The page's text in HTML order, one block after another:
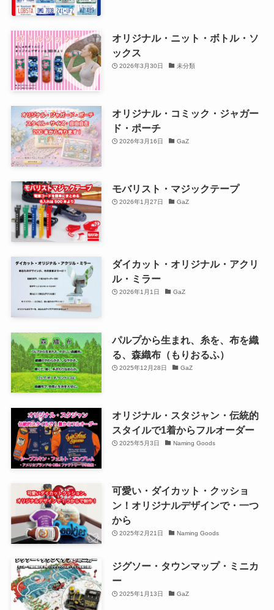
オリジナル・ニット・ボトル・ソ
ックス
2026年3月30日 未分類
オリジナル・コミック・ジャガー
ド・ポーチ
2026年3月16日 GaZ
モバリスト・マジックテープ
2026年1月27日 GaZ
ダイカット・オリジナル・アクリ
ル・ミラー
2026年1月1日 GaZ
パルプから生まれ、糸を、布を織
る、森織布（もりおるふ）
2025年12月28日 GaZ
オリジナル・スタジャン・伝統的
スタイルで1着からフルオーダー
2025年5月3日 Naming Goods
可愛い・ダイカット・クッショ
ン！オリジナルデザインで・一つ
から
2025年2月21日 Naming Goods
ジグソー・タウンマップ・ミニカ
ー
2025年1月13日 GaZ